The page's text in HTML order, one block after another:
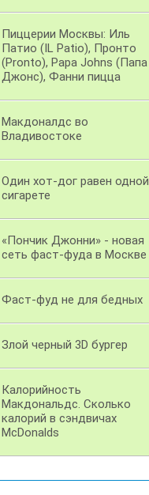
Пиццерии Москвы: Иль
Патио (IL Patio), Пронто
(Pronto), Papa Johns (Папа
Джонс), Фанни пицца
Макдоналдс во
Владивостоке
Один хот-дог равен одной
сигарете
«Пончик Джонни» - новая
сеть фаст-фуда в Москве
Фаст-фуд не для бедных
Злой черный 3D бургер
Калорийность
Макдональдс. Сколько
калорий в сэндвичах
McDonalds